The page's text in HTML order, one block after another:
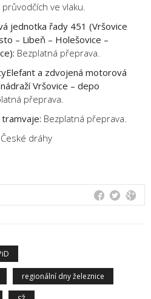
ve vlaku.
jednotka řady 451 (Vršovice
– Libeň – Holešovice –
Bezplatná přeprava.
a zdvojená motorová
Vršovice – depo
přeprava.
Bezplatná přeprava.
dráhy
regionální dny železnice